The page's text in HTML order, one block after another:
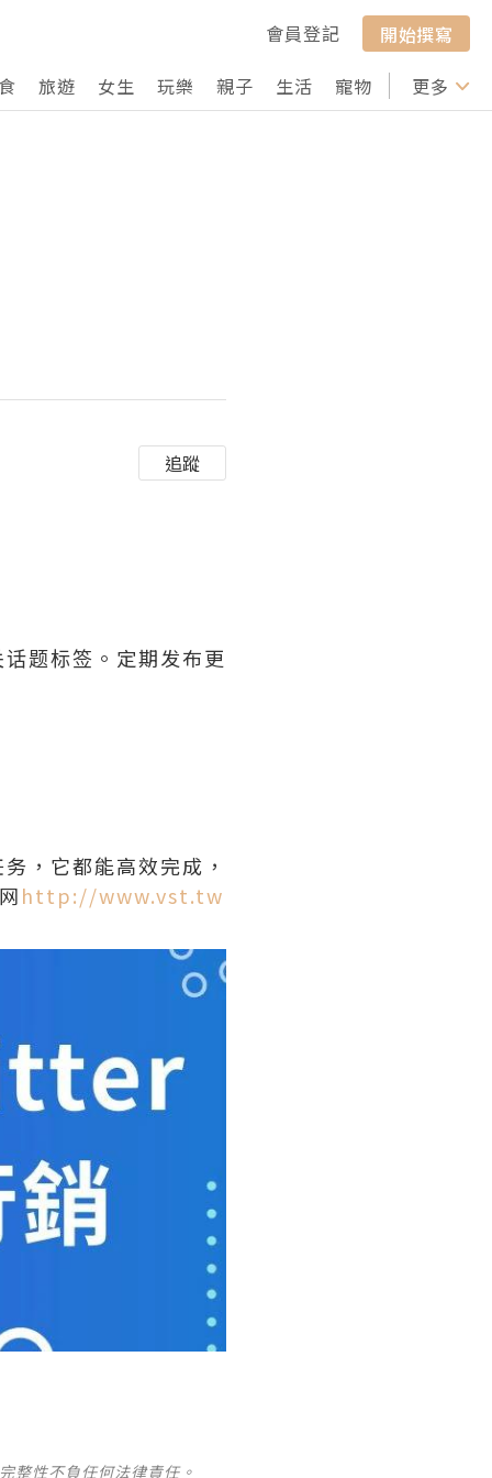
會員登記
開始撰寫
旅遊 女生 玩樂 親子 生活 寵物 行山 打卡
更多
追蹤
题标签。定期发布更
，它都能高效完成，
http://www.vst.tw
整性不負任何法律責任。